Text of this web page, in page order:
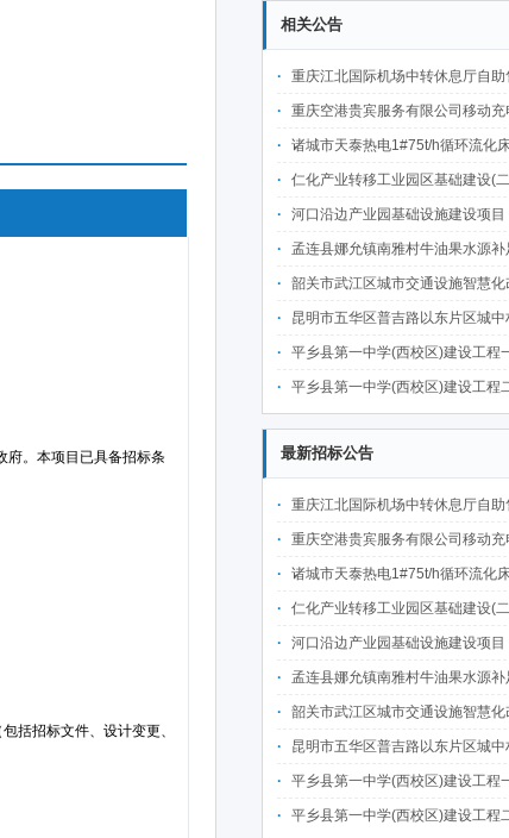
相关公告
重庆江北国际机场中转休息厅自助售卖机点位公开招
重庆空港贵宾服务有限公司移动充电宝点位资源公开
诸城市天泰热电1#75t/h循环流化床锅炉及配套设施升级改造项目（设计施工一体
仁化产业转移工业园区基础建设(二期)一韶关仁化产业园区工业二路道路及桥梁(西侧扩园段)建设
河口沿边产业园基础设施建设项目（二期）设计施工总承包（EPC）(三次
孟连县娜允镇南雅村牛油果水源补足提质增效建设项目
韶关市武江区城市交通设施智慧化改造提升项目-基础建设工程（一期）A标段施
昆明市五华区普吉路以东片区城中村改造项目（一期）A7、A-4-2地块安置房项目供配电设计施工一体化
平乡县第一中学(西校区)建设工程一标段施工
平乡县第一中学(西校区)建设工程二标段施工
最新招标公告
重庆江北国际机场中转休息厅自助售卖机点位公开招
重庆空港贵宾服务有限公司移动充电宝点位资源公开
诸城市天泰热电1#75t/h循环流化床锅炉及配套设施升级改造项目（设计施工一体
仁化产业转移工业园区基础建设(二期)一韶关仁化产业园区工业二路道路及桥梁(西侧扩园段)建设
河口沿边产业园基础设施建设项目（二期）设计施工总承包（EPC）(三次
孟连县娜允镇南雅村牛油果水源补足提质增效建设项目
韶关市武江区城市交通设施智慧化改造提升项目-基础建设工程（一期）A标段施
昆明市五华区普吉路以东片区城中村改造项目（一期）A7、A-4-2地块安置房项目供配电设计施工一体化
平乡县第一中学(西校区)建设工程一标段施工
平乡县第一中学(西校区)建设工程二标段施工